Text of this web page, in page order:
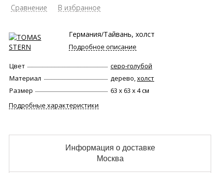
Сравнение В избранное
Германия/Тайвань, холст
Подробное описание
Цвет
серо-голубой
Материал
дерево,холст
Размер
63 х 63 х 4 см
Подробные характеристики
Информация о доставке
Москва